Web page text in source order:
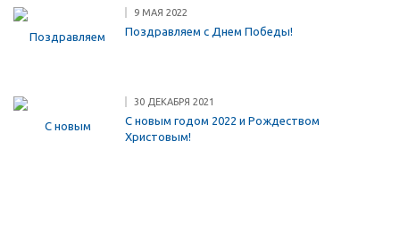
9 МАЯ 2022
Поздравляем с Днем Победы!
30 ДЕКАБРЯ 2021
С новым годом 2022 и Рождеством
Христовым!